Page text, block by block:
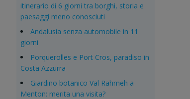
itinerario di 6 giorni tra borghi, storia e
paesaggi meno conosciuti
Andalusia senza automobile in 11
giorni
Porquerolles e Port Cros, paradiso in
Costa Azzurra
Giardino botanico Val Rahmeh a
Menton: merita una visita?